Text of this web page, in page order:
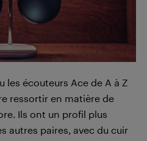
les écouteurs Ace de A à Z
ressortir en matière de
Ils ont un profil plus
autres paires, avec du cuir